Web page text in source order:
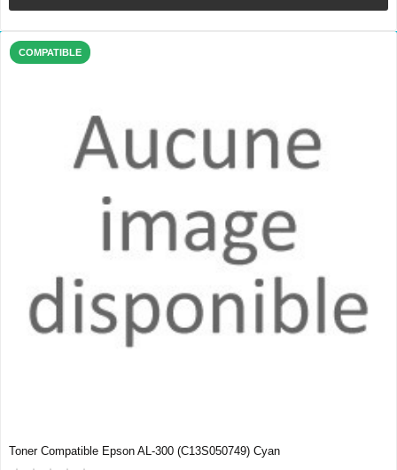
COMPATIBLE
Toner Compatible Epson AL-300 (C13S050749) Cyan